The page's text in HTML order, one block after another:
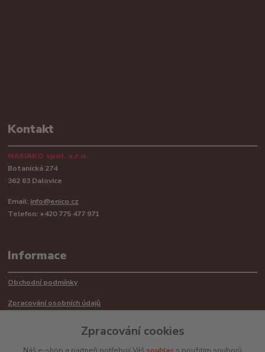
Kontakt
NASIAKO spol. s.r.o.
Botanická 274
362 63 Dalovice
Email: info@enico.cz
Telefon: +420 775 477 971
Informace
Obchodní podmínky
Zpracování osobních údajů
Zpracování cookies
Náš e-shop a partneři potřebují Váš souhlas s použitím souborů